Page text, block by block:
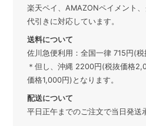
楽天ペイ、AMAZONペイメント、
代引きに対応しています。
送料について
佐川急便利用：全国一律 715円(
＊但し、沖縄 2200円(税抜価格
価格1,000円)となります。
配送について
平日正午までのご注文で当日発送